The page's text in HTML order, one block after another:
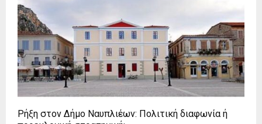
Ρήξη στον Δήμο Ναυπλιέων: Πολιτική διαφωνία ή